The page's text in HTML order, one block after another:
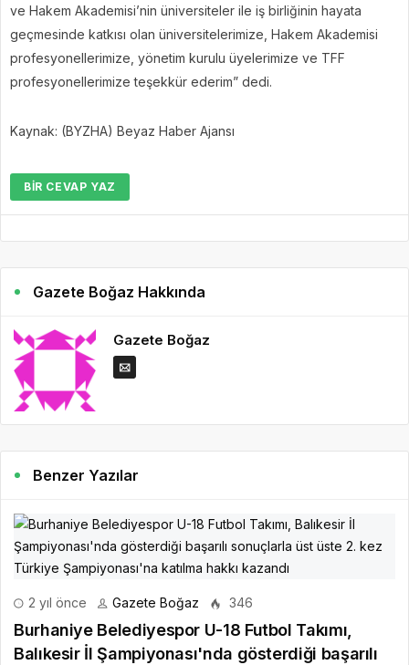
ve Hakem Akademisi’nin üniversiteler ile iş birliğinin hayata
geçmesinde katkısı olan üniversitelerimize, Hakem Akademisi
profesyonellerimize, yönetim kurulu üyelerimize ve TFF
profesyonellerimize teşekkür ederim” dedi.
Kaynak: (BYZHA) Beyaz Haber Ajansı
BIR CEVAP YAZ
Gazete Boğaz Hakkında
Gazete Boğaz
Benzer Yazılar
2 yıl önce Gazete Boğaz 346
Burhaniye Belediyespor U-18 Futbol Takımı,
Balıkesir İl Şampiyonası'nda gösterdiği başarılı